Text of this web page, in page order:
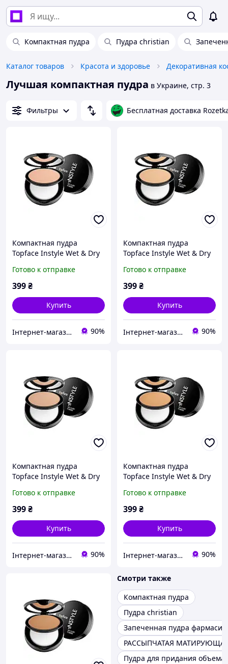
Компактная пудра Пудра christian
Каталог товаров Красота и здоровье Декоративная
Лучшая компактная пудра в Украине, стр. 3
Фильтры Бесплатная доставка
Компактная пудра
Topface Instyle Wet & Dry
Готово к отправке
399₴
Купить
Інтернет-магазин BeCreative ☆☆ 90%
Компактная пудра
Topface Instyle Wet & Dry
Готово к отправке
399₴
Купить
Інтернет-магазин BeCreative ☆☆ 90%
Компактная пудра
Topface Instyle Wet & Dry
Готово к отправке
399₴
Купить
Інтернет-магазин BeCreative ☆☆ 90%
Компактная пудра
Topface Instyle Wet & Dry
Готово к отправке
399₴
Купить
Інтернет-магазин BeCreative ☆☆ 90%
Смотри также
Компактная пудра
Пудра christian
Запеченная пудра фармаси
РАССЫПЧАТАЯ
Пудра для придания объема